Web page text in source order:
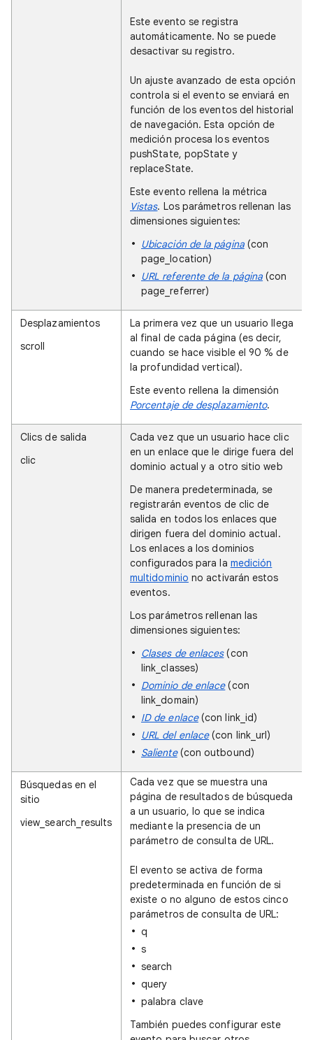
Este evento se registra
automáticamente. No se puede
desactivar su registro.
Un ajuste avanzado de esta opción
controla si el evento se enviará en
función de los eventos del historial
de navegación. Esta opción de
medición procesa los eventos
pushState, popState y
replaceState.
Este evento rellena la métrica
Vistas. Los parámetros rellenan las
dimensiones siguientes:
Ubicación de la página(con
page_location)
URL referente de la página (con
page_referrer)
Desplazamientos
scroll
La primera vez que un usuario llega
al final de cada página (es decir,
cuando se hace visible el 90 % de
la profundidad vertical).
Este evento rellena la dimensión
Porcentaje de desplazamiento.
Clics de salida
clic
Cada vez que un usuario hace clic
en un enlace que le dirige fuera del
dominio actual y a otro sitio web
De manera predeterminada, se
registrarán eventos de clic de
salida en todos los enlaces que
dirigen fuera del dominio actual.
Los enlaces a los dominios
configurados para la medición
multidominio no activarán estos
eventos.
Los parámetros rellenan las
dimensiones siguientes:
Clases de enlaces(con
link_classes)
Dominio de enlace(con
link_domain)
ID de enlace(con link_id)
URL del enlace(con link_url)
Saliente(con outbound)
Búsquedas en el
sitio
view_search_results
Cada vez que se muestra una
página de resultados de búsqueda
a un usuario, lo que se indica
mediante la presencia de un
parámetro de consulta de URL.
El evento se activa de forma
predeterminada en función de si
existe o no alguno de estos cinco
parámetros de consulta de URL:
q
s
search
query
palabra clave
También puedes configurar este